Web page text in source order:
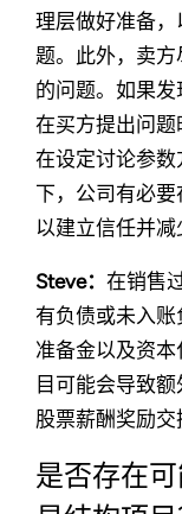
理层做好准备
题。此外，卖
的问题。如果
在买方提出问
在设定讨论参
下，公司有必要
以建立信任并减
Steve： 在销售
有负债或未入
准备金以及资
目可能会导致
股票薪酬奖励交
是否存在